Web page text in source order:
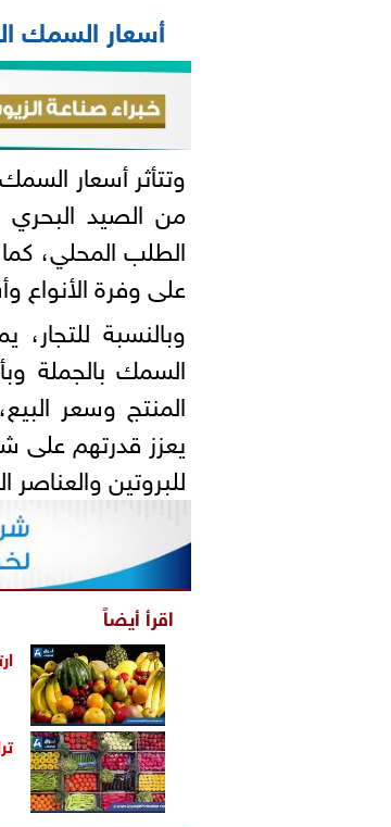
أسعار السمك
وتتأثر أسعار
من الصيد البحري
الطلب المحلي،
على وفرة الأنواع
وبالنسبة
السمك بالجملة
المنتج وسعر
يعزز قدرتهم على
للبروتين والعناصر
اقرأ أيضاً